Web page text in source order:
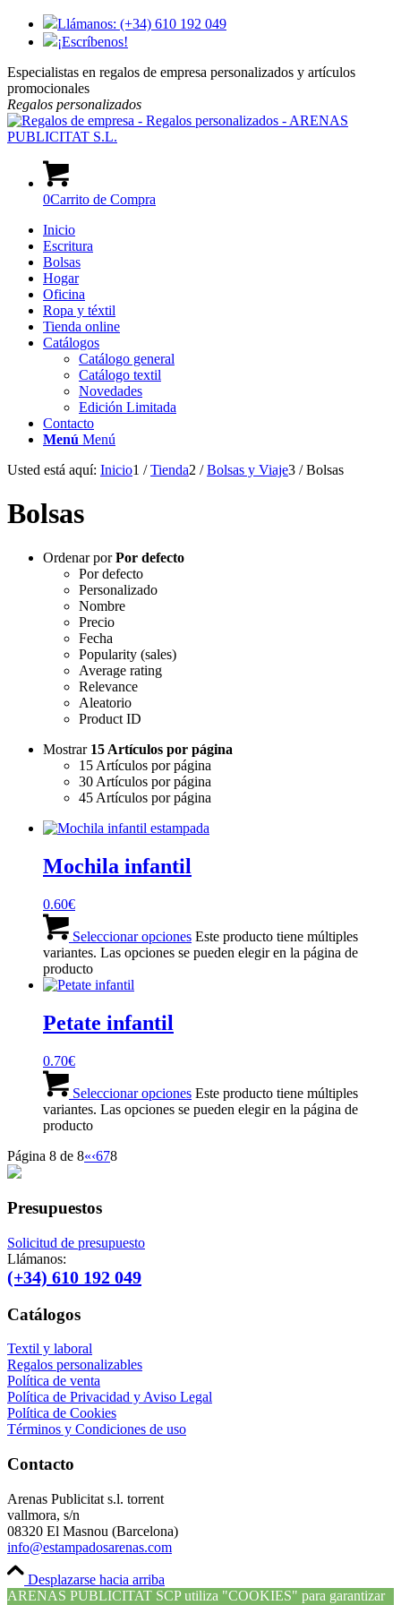
Llámanos: (+34) 610 192 049
¡Escríbenos!
Especialistas en regalos de empresa personalizados y artículos
promocionales
Regalos personalizados
0Carrito de Compra
Inicio
Escritura
Bolsas
Hogar
Oficina
Ropa y téxtil
Tienda online
Catálogos
Catálogo general
Catálogo textil
Novedades
Edición Limitada
Contacto
Menú Menú
Usted está aquí: Inicio1 / Tienda2 / Bolsas y Viaje3 / Bolsas
Bolsas
Ordenar porPor defecto
Por defecto
Personalizado
Nombre
Precio
Fecha
Popularity (sales)
Average rating
Relevance
Aleatorio
Product ID
Mostrar 15 Artículos por página
15 Artículos por página
30 Artículos por página
45 Artículos por página
Mochila infantil
0.60€
Seleccionar opciones Este producto tiene múltiples
variantes. Las opciones se pueden elegir en la página de
producto
Petate infantil
0.70€
Seleccionar opciones Este producto tiene múltiples
variantes. Las opciones se pueden elegir en la página de
producto
Página 8 de 8«‹678
Presupuestos
Solicitud de presupuesto
Llámanos:
(+34) 610 192 049
Catálogos
Textil y laboral
Regalos personalizables
Política de venta
Política de Privacidad y Aviso Legal
Política de Cookies
Términos y Condiciones de uso
Contacto
Arenas Publicitat s.l. torrent
vallmora, s/n
08320 El Masnou (Barcelona)
info@estampadosarenas.com
Desplazarse hacia arriba
ARENAS PUBLICITAT SCP utiliza "COOKIES" para garantizar